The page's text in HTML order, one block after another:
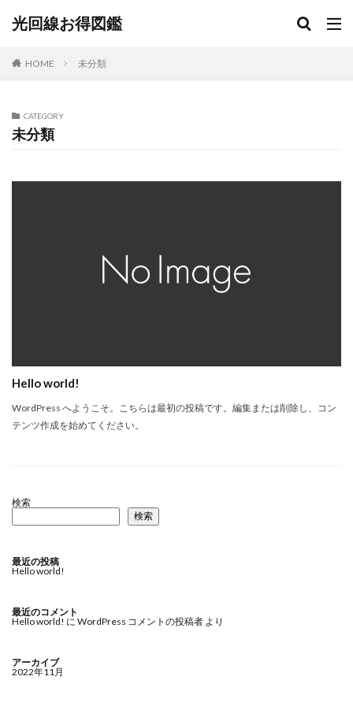
光回線お得図鑑
HOME 未分類
CATEGORY
未分類
Hello world!
WordPress へようこそ。こちらは最初の投稿です。編集または削除し、コン
テンツ作成を始めてください。
検索
検索
最近の投稿
Hello world!
最近のコメント
Hello world! に WordPress コメントの投稿者 より
アーカイブ
2022年11月